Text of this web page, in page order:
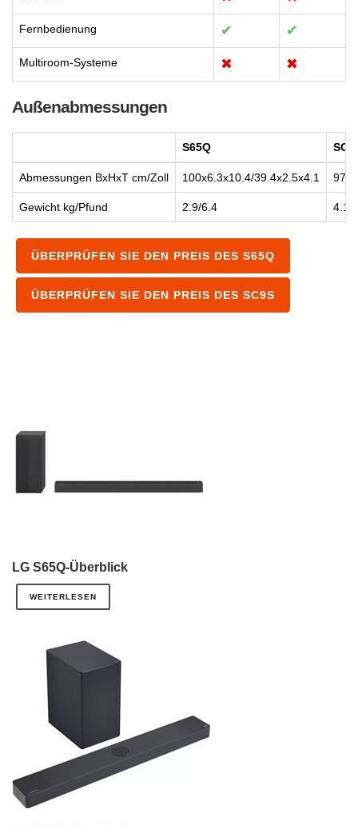
Fernbedienung ✔ ✔
Multiroom-Systeme ✖ ✖
Außenabmessungen
S65Q
Abmessungen BxHxT cm/Zoll 100x6.3x10.4/39.4x2.5x4.1
Gewicht kg/Pfund 2.9/6.4 4.1/
ÜBERPRÜFEN SIE DEN PREIS DES S65Q
ÜBERPRÜFEN SIE DEN PREIS DES SC9S
LG S65Q-Überblick
WEITERLESEN